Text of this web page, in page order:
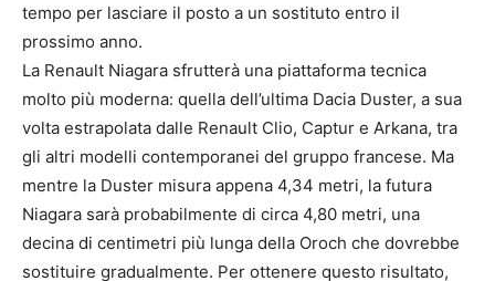
tempo per lasciare il posto a un sostituto entro il
prossimo anno.
La Renault Niagara sfrutterà una piattaforma tecnica
molto più moderna: quella dell’ultima Dacia Duster, a sua
volta estrapolata dalle Renault Clio, Captur e Arkana, tra
gli altri modelli contemporanei del gruppo francese. Ma
mentre la Duster misura appena 4,34 metri, la futura
Niagara sarà probabilmente di circa 4,80 metri, una
decina di centimetri più lunga della Oroch che dovrebbe
sostituire gradualmente. Per ottenere questo risultato,